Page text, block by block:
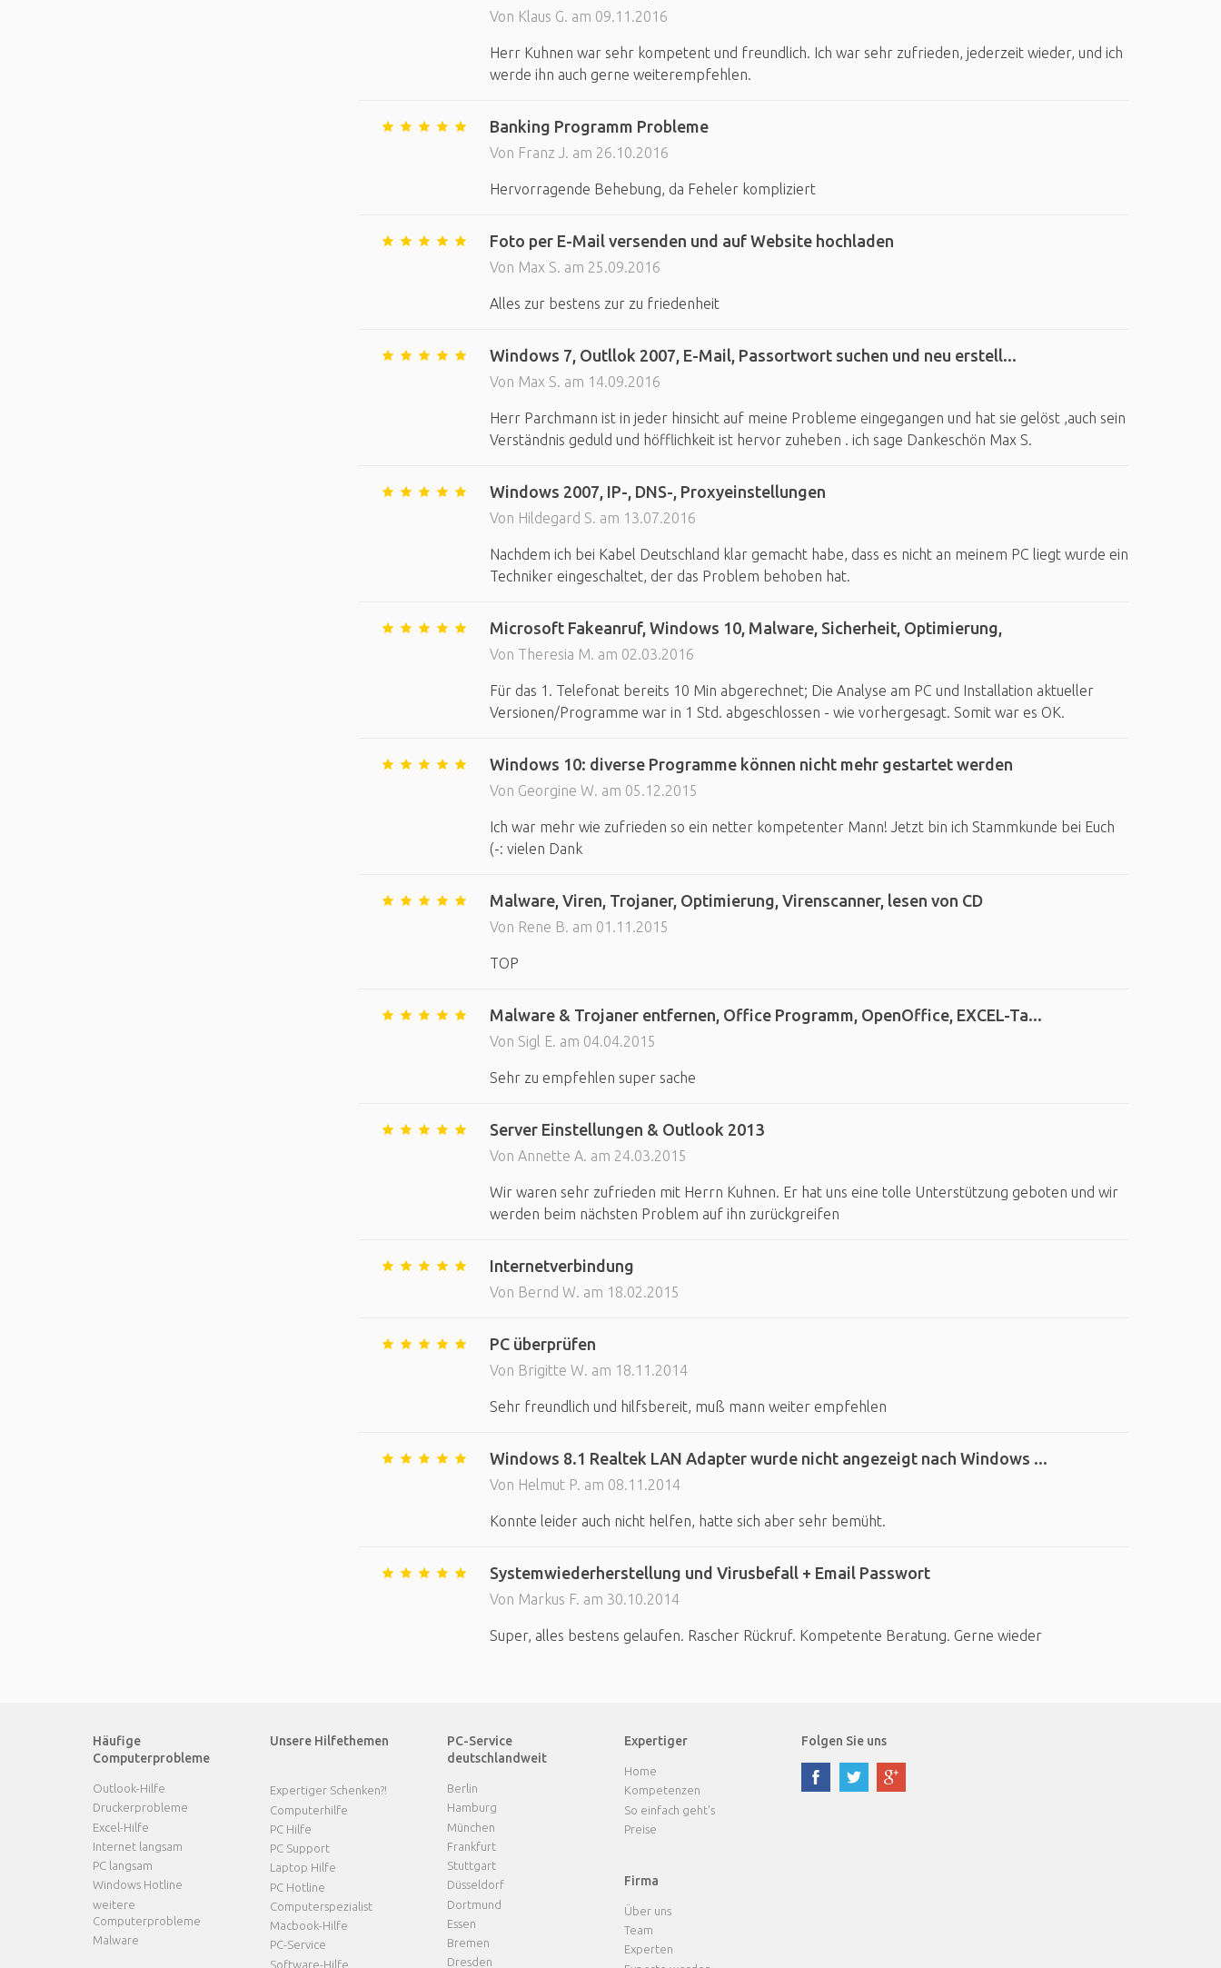
Von Klaus G. am 09.11.2016
Herr Kuhnen war sehr kompetent und freundlich. Ich war sehr zufrieden, jederzeit wieder, und ich
werde ihn auch gerne weiterempfehlen.
Banking Programm Probleme
Von Franz J. am 26.10.2016
Hervorragende Behebung, da Feheler kompliziert
Foto per E-Mail versenden und auf Website hochladen
Von Max S. am 25.09.2016
Alles zur bestens zur zu friedenheit
Windows 7, Outllok 2007, E-Mail, Passortwort suchen und neu erstell...
Von Max S. am 14.09.2016
Herr Parchmann ist in jeder hinsicht auf meine Probleme eingegangen und hat sie gelöst ,auch sein
Verständnis geduld und höfflichkeit ist hervor zuheben . ich sage Dankeschön Max S.
Windows 2007, IP-, DNS-, Proxyeinstellungen
Von Hildegard S. am 13.07.2016
Nachdem ich bei Kabel Deutschland klar gemacht habe, dass es nicht an meinem PC liegt wurde ein
Techniker eingeschaltet, der das Problem behoben hat.
Microsoft Fakeanruf, Windows 10, Malware, Sicherheit, Optimierung,
Von Theresia M. am 02.03.2016
Für das 1. Telefonat bereits 10 Min abgerechnet; Die Analyse am PC und Installation aktueller
Versionen/Programme war in 1 Std. abgeschlossen - wie vorhergesagt. Somit war es OK.
Windows 10: diverse Programme können nicht mehr gestartet werden
Von Georgine W. am 05.12.2015
Ich war mehr wie zufrieden so ein netter kompetenter Mann! Jetzt bin ich Stammkunde bei Euch
(-: vielen Dank
Malware, Viren, Trojaner, Optimierung, Virenscanner, lesen von CD
Von Rene B. am 01.11.2015
TOP
Malware & Trojaner entfernen, Office Programm, OpenOffice, EXCEL-Ta...
Von Sigl E. am 04.04.2015
Sehr zu empfehlen super sache
Server Einstellungen & Outlook 2013
Von Annette A. am 24.03.2015
Wir waren sehr zufrieden mit Herrn Kuhnen. Er hat uns eine tolle Unterstützung geboten und wir
werden beim nächsten Problem auf ihn zurückgreifen
Internetverbindung
Von Bernd W. am 18.02.2015
PC überprüfen
Von Brigitte W. am 18.11.2014
Sehr freundlich und hilfsbereit, muß mann weiter empfehlen
Windows 8.1 Realtek LAN Adapter wurde nicht angezeigt nach Windows ...
Von Helmut P. am 08.11.2014
Konnte leider auch nicht helfen, hatte sich aber sehr bemüht.
Systemwiederherstellung und Virusbefall + Email Passwort
Von Markus F. am 30.10.2014
Super, alles bestens gelaufen. Rascher Rückruf. Kompetente Beratung. Gerne wieder
Häufige
Computerprobleme
Outlook-Hilfe
Druckerprobleme
Excel-Hilfe
Internet langsam
PC langsam
Windows Hotline
weitere
Computerprobleme
Malware
Unsere Hilfethemen
Expertiger Schenken?!
Computerhilfe
PC Hilfe
PC Support
Laptop Hilfe
PC Hotline
Computerspezialist
Macbook-Hilfe
PC-Service
Software-Hilfe
PC-Service
deutschlandweit
Berlin
Hamburg
München
Frankfurt
Stuttgart
Düsseldorf
Dortmund
Essen
Bremen
Dresden
Expertiger
Home
Kompetenzen
So einfach geht's
Preise
Firma
Über uns
Team
Experten
Folgen Sie uns